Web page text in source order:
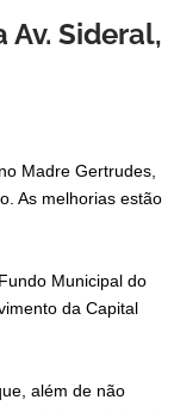
Sideral,
Madre Gertrudes,
As melhorias estão
Municipal do
da Capital
além de não